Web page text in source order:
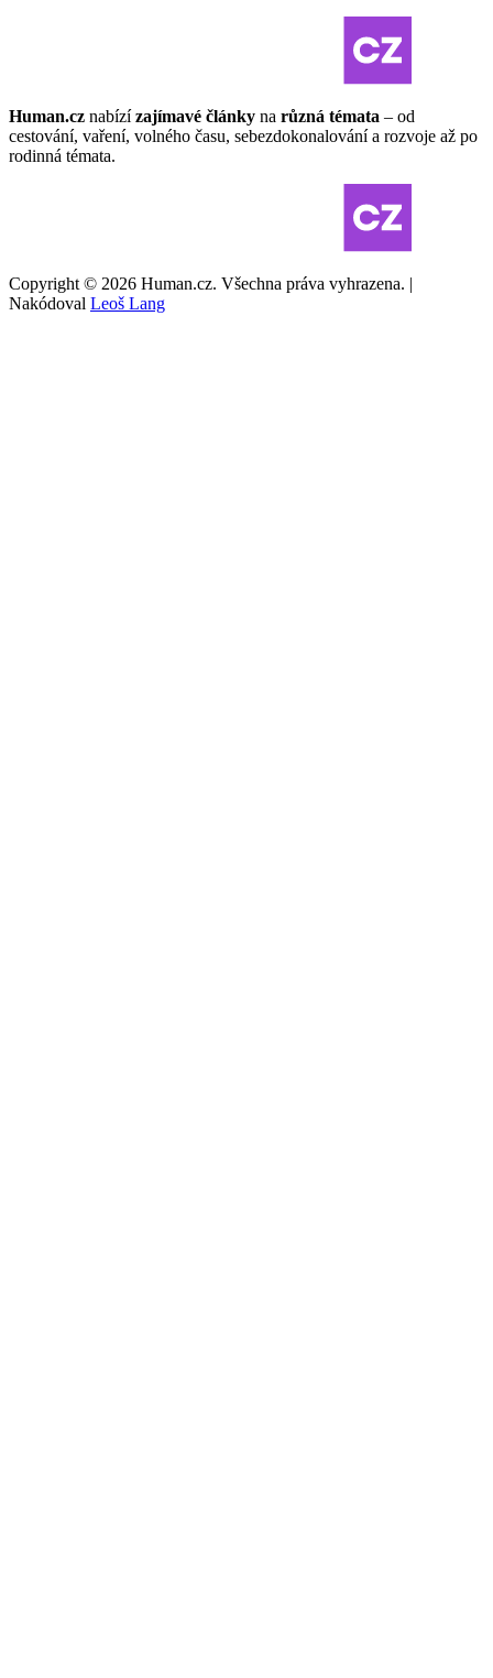
Human.cz nabízízajímavé články na různá témata – od
cestování, vaření, volného času, sebezdokonalování a rozvoje až po
rodinná témata.
Copyright © 2026 Human.cz. Všechna práva vyhrazena. |
Nakódoval Leoš Lang